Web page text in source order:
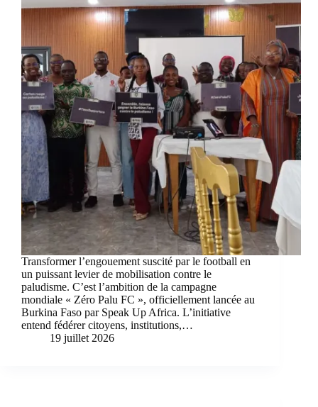
Transformer l’engouement suscité par le football en
un puissant levier de mobilisation contre le
paludisme. C’est l’ambition de la campagne
mondiale « Zéro Palu FC », officiellement lancée au
Burkina Faso par Speak Up Africa. L’initiative
entend fédérer citoyens, institutions,…
19 juillet 2026